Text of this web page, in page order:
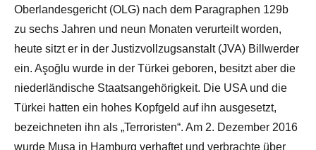
Oberlandesgericht (OLG) nach dem Paragraphen 129b
zu sechs Jahren und neun Monaten verurteilt worden,
heute sitzt er in der Justizvollzugsanstalt (JVA) Billwerder
ein. Aşoğlu wurde in der Türkei geboren, besitzt aber die
niederländische Staatsangehörigkeit. Die USA und die
Türkei hatten ein hohes Kopfgeld auf ihn ausgesetzt,
bezeichneten ihn als „Terroristen“. Am 2. Dezember 2016
wurde Musa in Hamburg verhaftet und verbrachte über